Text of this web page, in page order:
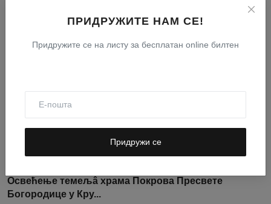
ПРИДРУЖИТЕ НАМ СЕ!
Придружите се на листу за бесплатан online билтен
Придружи се
Освећење темељâ храма Покрова Пресвете
Богородице у Кру...